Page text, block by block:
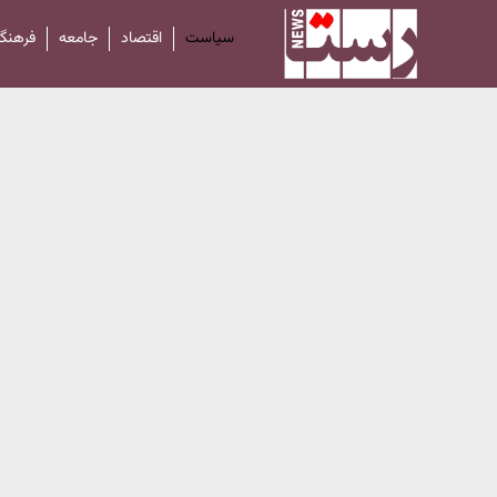
سیاست اقتصاد جامعه